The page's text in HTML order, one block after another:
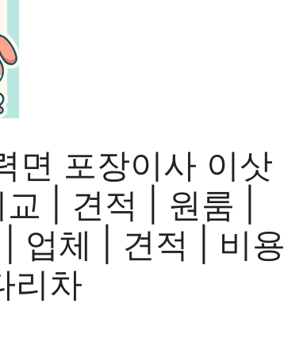
면 포장이사 이삿
| 견적 | 원룸 |
업체 | 견적 | 비용
리차